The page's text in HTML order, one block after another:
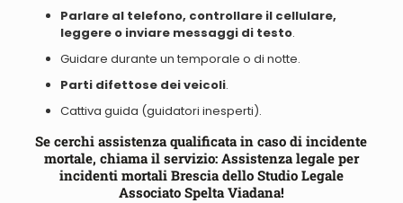
Parlareal telefono, controllareil cellulare,
leggereo inviaremessaggi di testo.
Guidare durante un temporale o di notte.
Parti difettose dei veicoli.
Cattiva guida (guidatori inesperti).
Se cerchi assistenza qualificata in caso di incidente
mortale, chiama il servizio: Assistenza legale per
incidenti mortali Brescia dello Studio Legale
Associato Spelta Viadana!